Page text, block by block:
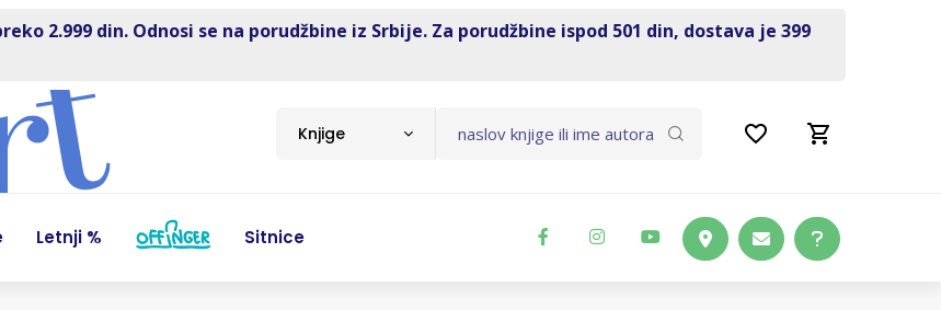
2.999 din. Odnosi se na porudžbine iz Srbije. Za porudžbine ispod 501 din, dostava je 399
Knjige
Letnji % Sitnice